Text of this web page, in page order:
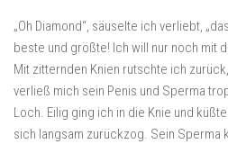
„Oh Diamond“, säuselte ich verliebt,
beste und größte! Ich will nur noch mit
Mit zitternden Knien rutschte ich
verließ mich sein Penis und Sperma
Loch. Eilig ging ich in die Knie und
sich langsam zurückzog. Sein Sperma